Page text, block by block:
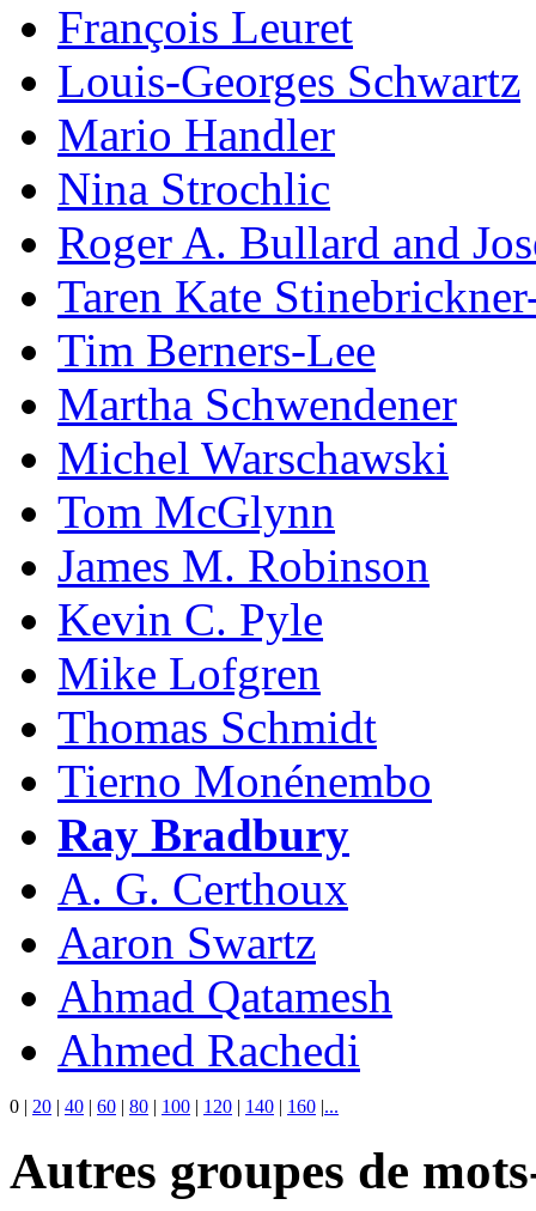
François Leuret
Louis-Georges Schwartz
Mario Handler
Nina Strochlic
Roger A. Bullard and
Taren Kate
Tim Berners-Lee
Martha Schwendener
Michel Warschawski
Tom McGlynn
James M. Robinson
Kevin C. Pyle
Mike Lofgren
Thomas Schmidt
Tierno Monénembo
Ray Bradbury
A. G. Certhoux
Aaron Swartz
Ahmad Qatamesh
Ahmed Rachedi
0 | 20 | 40 | 60 | 80 | 100 | 120 | 140 | 160 |...
Autres groupes de